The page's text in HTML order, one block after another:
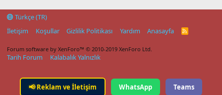
Türkçe (TR)
İletişim
Koşullar Gizlilik Politikası Yardım Anasayfa
R
Forum software by XenForo™ © 2010-2019 XenForo Ltd.
Tarih Forum Kalabalık Yalnızlık
📢Reklam ve İletişim WhatsApp Teams